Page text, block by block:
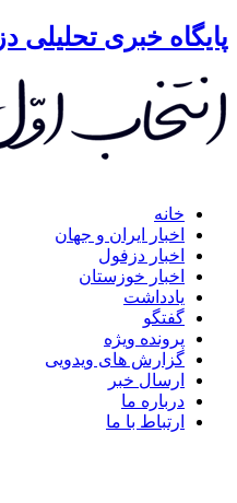
خبری تحلیلی دزمهر
خانه
اخبار ایران و جهان
اخبار دزفول
اخبار خوزستان
یادداشت
گفتگو
پرونده ویژه
گزارش های ویدویی
ارسال خبر
درباره ما
ارتباط با ما